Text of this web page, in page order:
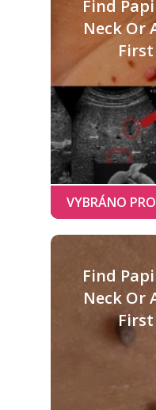
Find
Neck Or
Find
Neck Or
First